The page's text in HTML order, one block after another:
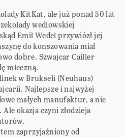
KitKat, ale już ponad 50 lat
wedlowskiej
Emil Wedel przywiózł jej
do konszowania miał
dobre. Szwajcar Cailler
mleczną.
w Brukseli (Neuhaus)
Najlepsze i najwyżej
małych manufaktur, a nie
okazja czyni złodzieja
zaprzyjaźniony od